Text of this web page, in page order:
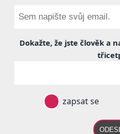
Dokažte, že jste člověk a
zapsat se